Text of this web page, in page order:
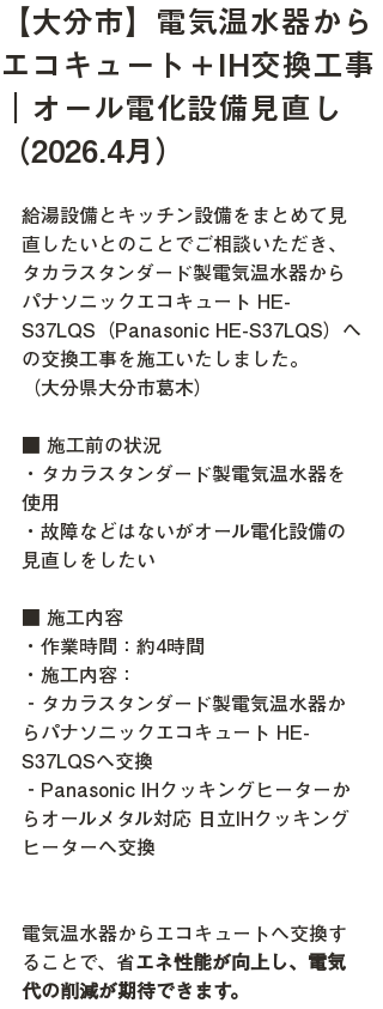
【大分市】電気温水器から
エコキュート＋IH交換工事
｜オール電化設備見直し
（2026.4月）
給湯設備とキッチン設備をまとめて見
直したいとのことでご相談いただき、
タカラスタンダード製電気温水器から
パナソニックエコキュート HE-
S37LQS（Panasonic HE-S37LQS）へ
の交換工事を施工いたしました。
（大分県大分市葛木）
■ 施工前の状況
・ タカラスタンダード製電気温水器を
使用
・故障などはないがオール電化設備の
見直しをしたい
■ 施工内容
・作業時間：約4時間
・施工内容：
‐タカラスタンダード製電気温水器か
らパナソニックエコキュート HE-
S37LQSへ交換
‐Panasonic IHクッキングヒーターか
らオールメタル対応 日立IHクッキング
ヒーターへ交換
電気温水器からエコキュートへ交換す
ることで、省エネ性能が向上し、電気
代の削減が期待できます。